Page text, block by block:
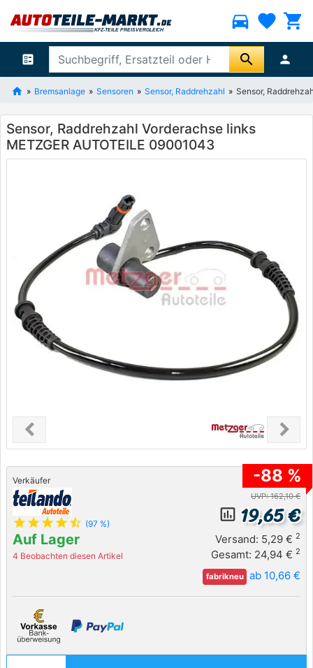
directions_car favorite shopping_cart
ballot search person
Bremsanlage Sensoren Sensor, Raddrehzahl Sensor,
Sensor, Raddrehzahl Vorderachse links
METZGER AUTOTEILE 09001043
chevron_leftPrevious chevron_right
Next
Verkäufer
star star star star star_half (97 %)
Auf Lager
4 Beobachten diesen Artikel
-88 %
UVP: 162,10 €
insert_chart_outlined 19,65 €
Versand: 5,29 € 2
Gesamt: 24,94 € 2
fabrikneu ab 10,66 €